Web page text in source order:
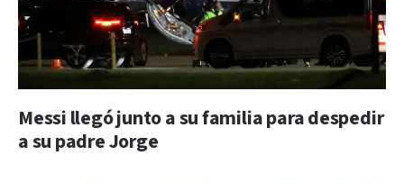
Messi llegó junto a su familia para despedir
a su padre Jorge